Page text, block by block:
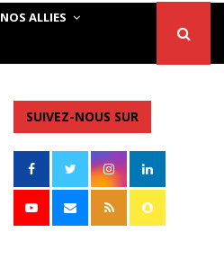
NOS ALLIES
SUIVEZ-NOUS SUR